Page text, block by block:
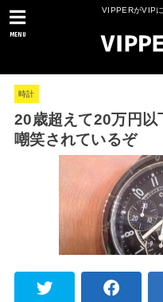
VIPPERがVIP
MENU
時計
20歳超えて20万円以
嘲笑されているぞ